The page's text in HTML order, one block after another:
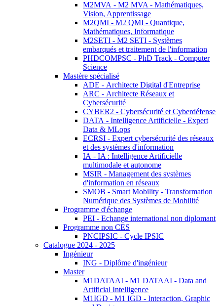
M2MVA - M2 MVA - Mathématiques,
Vision, Apprentissage
M2QMI - M2 QMI - Quantique,
Mathématiques, Informatique
M2SETI - M2 SETI - Systèmes
embarqués et traitement de l'information
PHDCOMPSC - PhD Track - Computer
Science
Mastère spécialisé
ADE - Architecte Digital d'Entreprise
ARC - Architecte Réseaux et
Cybersécurité
CYBER2 - Cybersécurité et Cyberdéfense
DATA - Intelligence Artificielle - Expert
Data & MLops
ECRSI - Expert cybersécurité des réseaux
et des systèmes d'information
IA - IA : Intelligence Artificielle
multimodale et autonome
MSIR - Management des systèmes
d'information en réseaux
SMOB - Smart Mobility - Transformation
Numérique des Systèmes de Mobilité
Programme d'échange
PEI - Echange international non diplomant
Programme non CES
PNCIPSIC - Cycle IPSIC
Catalogue 2024 - 2025
Ingénieur
ING - Diplôme d'ingénieur
Master
M1DATAAI - M1 DATAAI - Data and
Artificial Intelligence
M1IGD - M1 IGD - Interaction, Graphic